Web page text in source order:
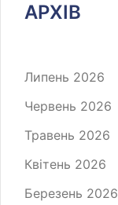
АРХІВ
Липень 2026
Червень 2026
Травень 2026
Квітень 2026
Березень 2026